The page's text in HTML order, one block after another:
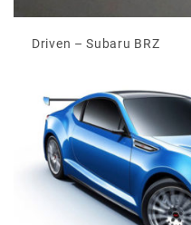
Driven – Subaru BRZ